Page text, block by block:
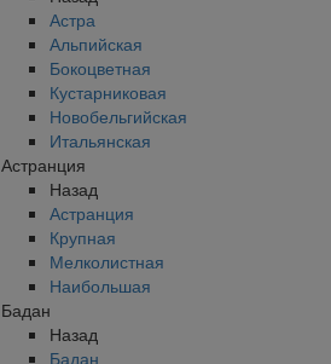
Астра
Альпийская
Бокоцветная
Кустарниковая
Новобельгийская
Итальянская
Астранция
Назад
Астранция
Крупная
Мелколистная
Наибольшая
Бадан
Назад
Бадан